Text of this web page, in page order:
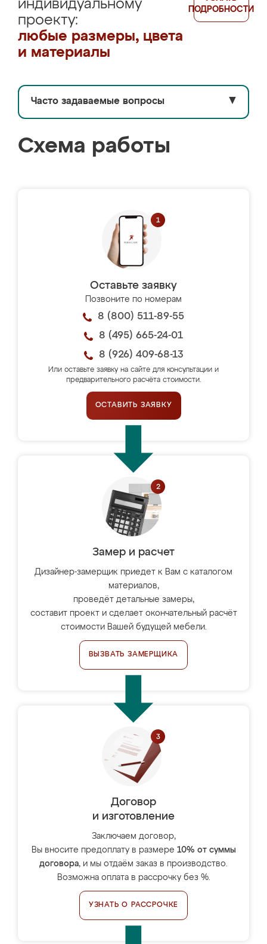
индивидуальному
проекту:
любые размеры, цвета
и материалы
ПОДРОБНОСТИ
Часто задаваемые вопросы ▼
Схема работы
Оставьте заявку
Позвоните по номерам
8 (800) 511-89-55
8 (495) 665-24-01
8 (926) 409-68-13
Или оставьте заявку на сайте для консультации и
предварительного расчёта стоимости.
ОСТАВИТЬ ЗАЯВКУ
Замер и расчет
Дизайнер-замерщик приедет к Вам с каталогом
материалов,
проведёт детальные замеры,
составит проект и сделает окончательный расчёт
стоимости Вашей будущей мебели.
ВЫЗВАТЬ ЗАМЕРЩИКА
Договор
и изготовление
Заключаем договор,
Вы вносите предоплату в размере 10% от суммы
договора, и мы отдаём заказ в производство.
Возможна оплата в рассрочку без %.
УЗНАТЬ О РАССРОЧКЕ